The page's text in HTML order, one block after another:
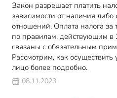
Закон разрешает платить
зависимости от наличия либо
отношений. Оплата налога за
по правилам, действующим в
связаны с обязательным
Рассмотрим, как осуществить
лицо более подробно.
08.11.2023